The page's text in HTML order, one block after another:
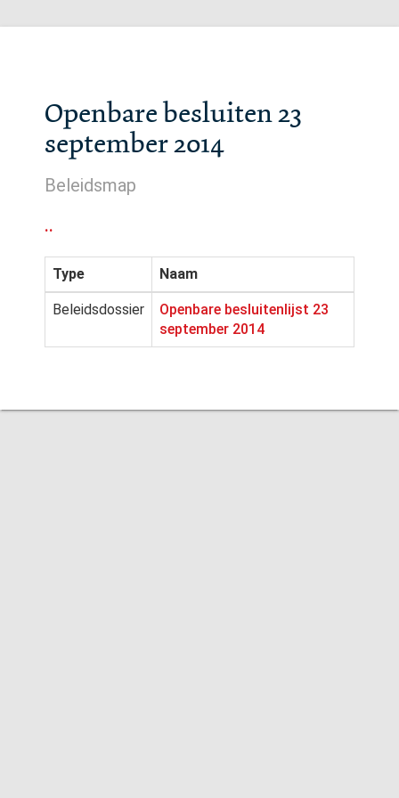
Openbare besluiten 23
september 2014
Beleidsmap
..
Type Naam
Beleidsdossier
Openbare besluitenlijst 23
september 2014